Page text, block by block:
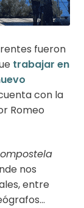
fueron
trabajar en
con la
Romeo
nos
entre